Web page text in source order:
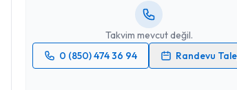
Takvim mevcut değil.
0 (850) 474 36 94
Randevu